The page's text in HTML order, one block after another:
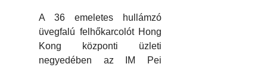
A 36 emeletes hullámzó
üvegfalú felhőkarcolót Hong
Kong központi üzleti
negyedében az IM Pei